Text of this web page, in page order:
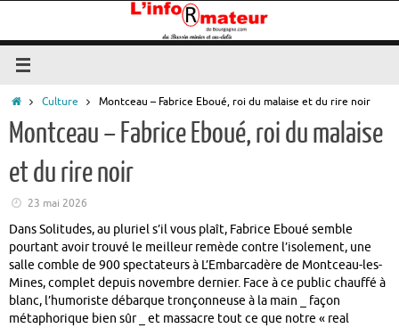
contenu
Accueil
Culture Montceau – Fabrice Eboué, roi du malaise et du rire noir
Montceau – Fabrice Eboué, roi du malaise
et du rire noir
23 mai 2026
Dans Solitudes, au pluriel s’il vous plaît, Fabrice Eboué semble
pourtant avoir trouvé le meilleur remède contre l’isolement, une
salle comble de 900 spectateurs à L’Embarcadère de Montceau-les-
Mines, complet depuis novembre dernier. Face à ce public chauffé à
blanc, l’humoriste débarque tronçonneuse à la main _ façon
métaphorique bien sûr _ et massacre tout ce que notre « real